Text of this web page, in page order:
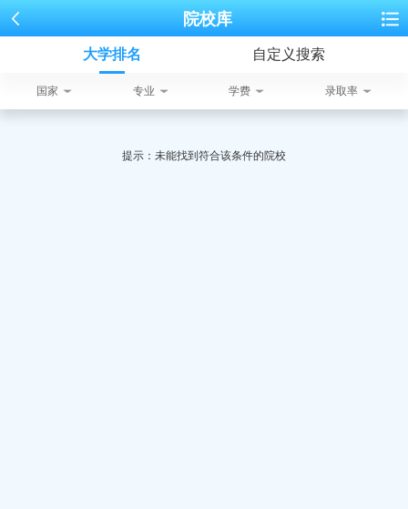
院校库
大学排名 自定义搜索
国家 专业 学费 录取率
提示：未能找到符合该条件的院校